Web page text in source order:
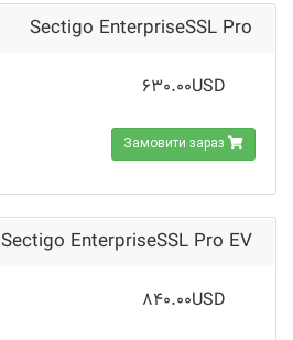
Sectigo EnterpriseSSL Pro
630.00USD
Замовити зараз
Sectigo EnterpriseSSL Pro EV
840.00USD